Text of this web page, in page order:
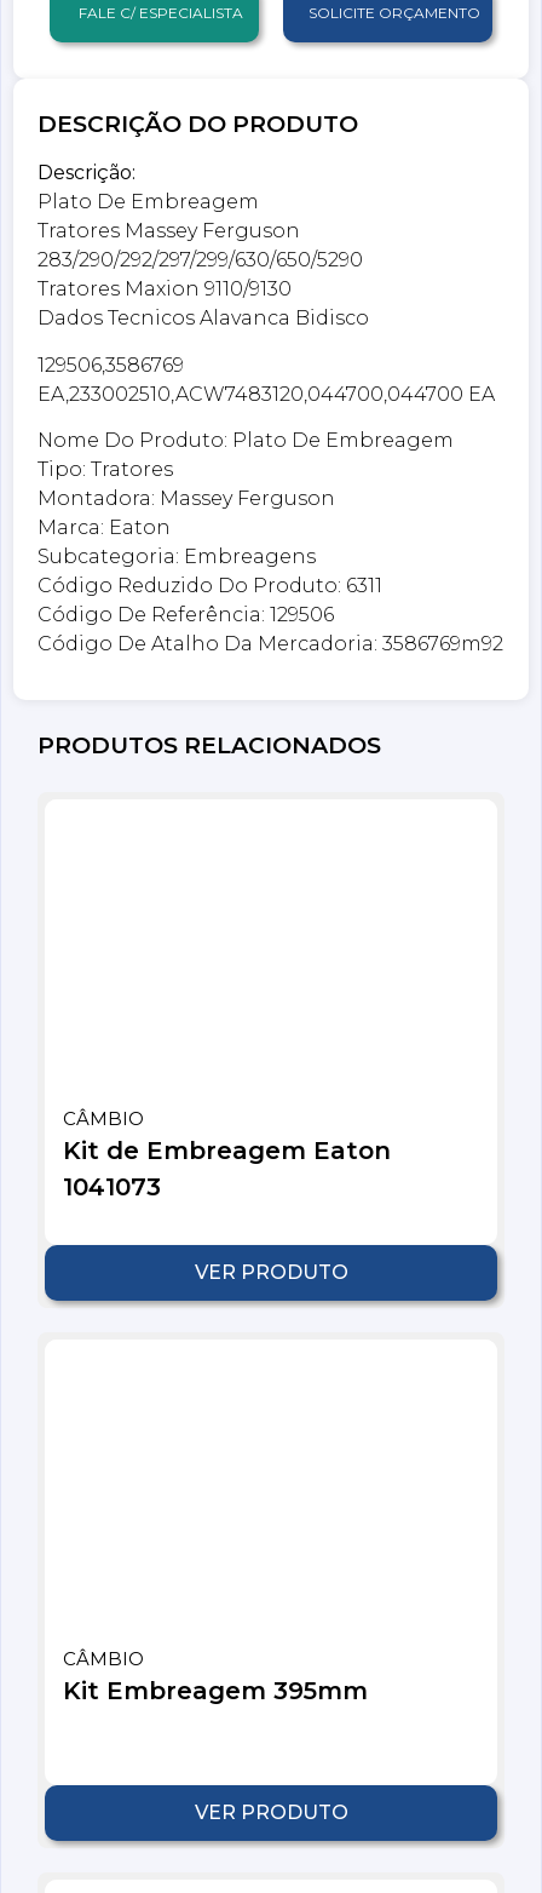
FALE C/ ESPECIALISTA SOLICITE ORÇAMENTO
DESCRIÇÃO DO PRODUTO
Descrição:
Plato De Embreagem
Tratores Massey Ferguson
283/290/292/297/299/630/650/5290
Tratores Maxion 9110/9130
Dados Tecnicos Alavanca Bidisco
129506,3586769
EA,233002510,ACW7483120,044700,044700 EA
Nome Do Produto: Plato De Embreagem
Tipo: Tratores
Montadora: Massey Ferguson
Marca: Eaton
Subcategoria: Embreagens
Código Reduzido Do Produto: 6311
Código De Referência: 129506
Código De Atalho Da Mercadoria: 3586769m92
PRODUTOS RELACIONADOS
CÂMBIO
Kit de Embreagem Eaton
1041073
VER PRODUTO
CÂMBIO
Kit Embreagem 395mm
VER PRODUTO